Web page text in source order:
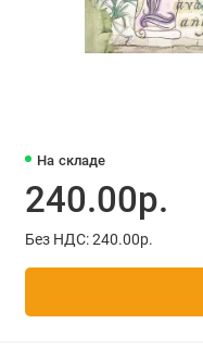
На складе
240.00р.
Без НДС: 240.00р.